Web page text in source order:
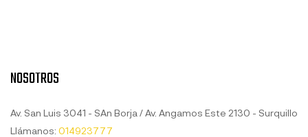
NOSOTROS
Av. San Luis 3041 - SAn Borja / Av. Angamos Este 2130 - Surquillo
Llámanos: 014923777